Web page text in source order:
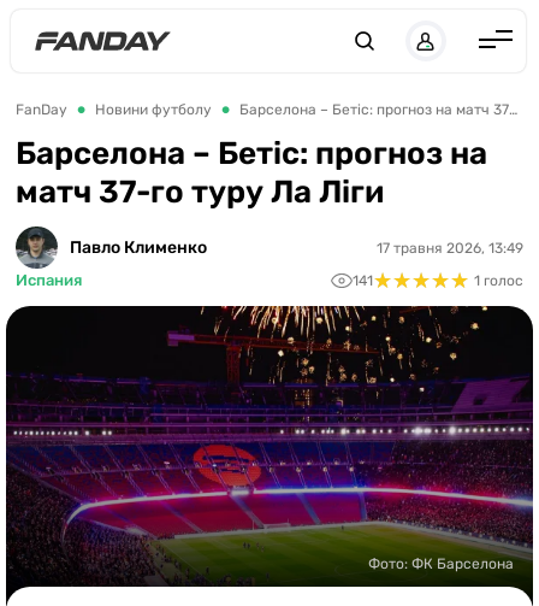
Англія
Іспанія
Німеччина
Франція
Україна
ЛЧ
ЛЕ
ЧЕ-2028
Букмекери
Казино
FanDay Новини футболу Барселона – Бетіс: прогноз на матч 37-го туру Ла Ліги
Барселона – Бетіс: прогноз на
матч 37-го туру Ла Ліги
Павло Клименко
Испания
17 травня 2026, 13:49
141★★★★★
★★★★★ 1 голос
Фото: ФК Барселона